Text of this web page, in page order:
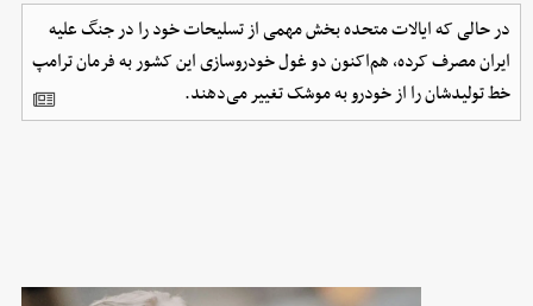
در حالی که ایالات متحده بخش مهمی از تسلیحات خود را در جنگ علیه
ایران مصرف کرده، هم‌اکنون دو غول خودروسازی این کشور به فرمان ترامپ
خط تولیدشان را از خودرو به موشک تغییر می‌دهند.